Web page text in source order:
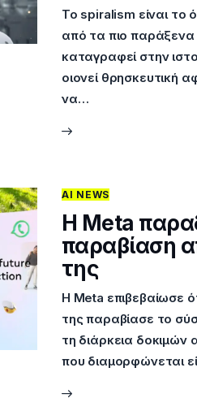
Το spiralism είναι το
από τα πιο
καταγραφεί στην
οιονεί θρησκευτική
να…
AI NEWS
Η Meta
παραβίαση
της
Η Meta επιβεβαίωσε
της παραβίασε το
τη διάρκεια δοκιμών
που διαμορφώνεται